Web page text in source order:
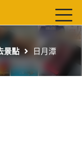
景點 日月潭